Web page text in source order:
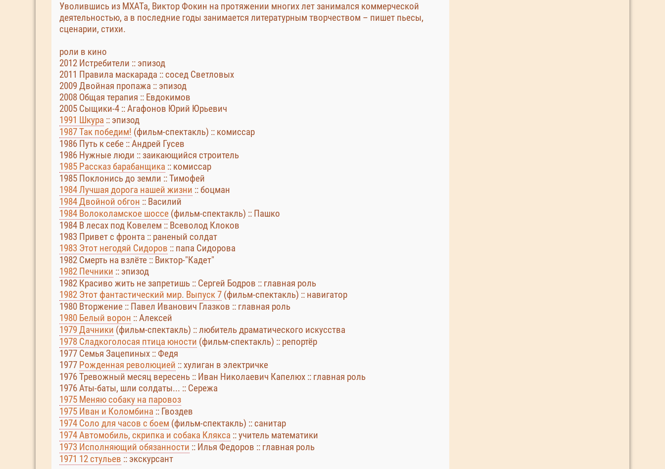
Уволившись из МХАТа, Виктор Фокин на протяжении многих лет занимался коммерческой
деятельностью, а в последние годы занимается литературным творчеством – пишет пьесы,
сценарии, стихи.
роли в кино
2012 Истребители :: эпизод
2011 Правила маскарада :: сосед Светловых
2009 Двойная пропажа :: эпизод
2008 Общая терапия :: Евдокимов
2005 Сыщики-4 :: Агафонов Юрий Юрьевич
1991 Шкура :: эпизод
1987 Так победим! (фильм-спектакль) :: комиссар
1986 Путь к себе :: Андрей Гусев
1986 Нужные люди :: заикающийся строитель
1985 Рассказ барабанщика :: комиссар
1985 Поклонись до земли :: Тимофей
1984 Лучшая дорога нашей жизни :: боцман
1984 Двойной обгон :: Василий
1984 Волоколамское шоссе (фильм-спектакль) :: Пашко
1984 В лесах под Ковелем :: Всеволод Клоков
1983 Привет с фронта :: раненый солдат
1983 Этот негодяй Сидоров :: папа Сидорова
1982 Смерть на взлёте :: Виктор-"Кадет"
1982 Печники :: эпизод
1982 Красиво жить не запретишь :: Сергей Бодров :: главная роль
1982 Этот фантастический мир. Выпуск 7 (фильм-спектакль) :: навигатор
1980 Вторжение :: Павел Иванович Глазков :: главная роль
1980 Белый ворон :: Алексей
1979 Дачники (фильм-спектакль) :: любитель драматического искусства
1978 Сладкоголосая птица юности (фильм-спектакль) :: репортёр
1977 Семья Зацепиных :: Федя
1977 Рожденная революцией :: хулиган в электричке
1976 Тревожный месяц вересень :: Иван Николаевич Капелюх :: главная роль
1976 Аты-баты, шли солдаты... :: Сережа
1975 Меняю собаку на паровоз
1975 Иван и Коломбина :: Гвоздев
1974 Соло для часов с боем (фильм-спектакль) :: санитар
1974 Автомобиль, скрипка и собака Клякса :: учитель математики
1973 Исполняющий обязанности :: Илья Федоров :: главная роль
1971 12 стульев :: экскурсант